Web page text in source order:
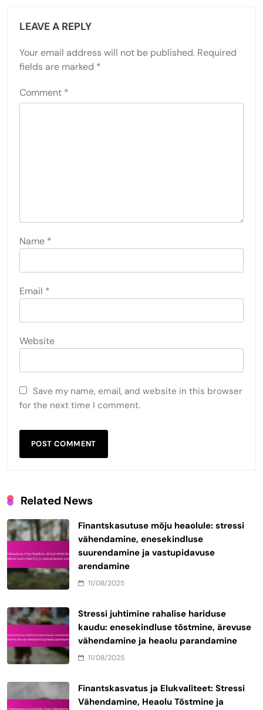
LEAVE A REPLY
Your email address will not be published. Required
fields are marked *
Comment *
Name *
Email *
Website
Save my name, email, and website in this browser
for the next time I comment.
Related News
Finantskasutuse mõju heaolule: stressi
vähendamine, enesekindluse
suurendamine ja vastupidavuse
arendamine
11/08/2025
Stressi juhtimine rahalise hariduse
kaudu: enesekindluse tõstmine, ärevuse
vähendamine ja heaolu parandamine
11/08/2025
Finantskasvatus ja Elukvaliteet: Stressi
Vähendamine, Heaolu Tõstmine ja